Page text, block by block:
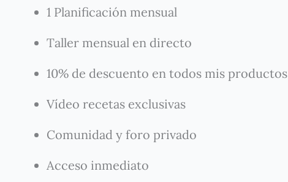
1 Planificación mensual
Taller mensual en directo
10% de descuento en todos mis productos
Vídeo recetas exclusivas
Comunidad y foro privado
Acceso inmediato